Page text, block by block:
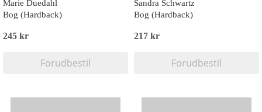
Marie Duedahl
Bog (Hardback)
245 kr
Forudbestil
Sandra Schwartz
Bog (Hardback)
217 kr
Forudbestil